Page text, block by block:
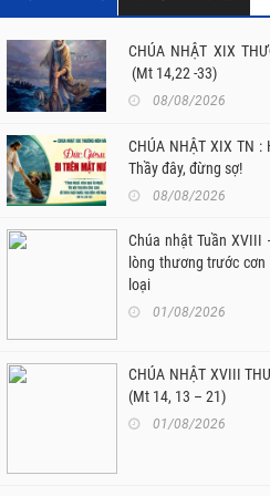
CHÚA NHẬT XIX
(Mt 14,22 -33)
08/08/2026
CHÚA NHẬT XIX TN :
Thầy đây, đừng sợ!
08/08/2026
Chúa nhật Tuần XVIII
lòng thương trước cơn
loại
01/08/2026
CHÚA NHẬT XVIII
(Mt 14, 13 – 21)
01/08/2026